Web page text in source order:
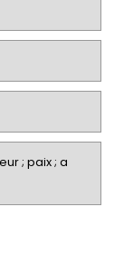
; paix ; a